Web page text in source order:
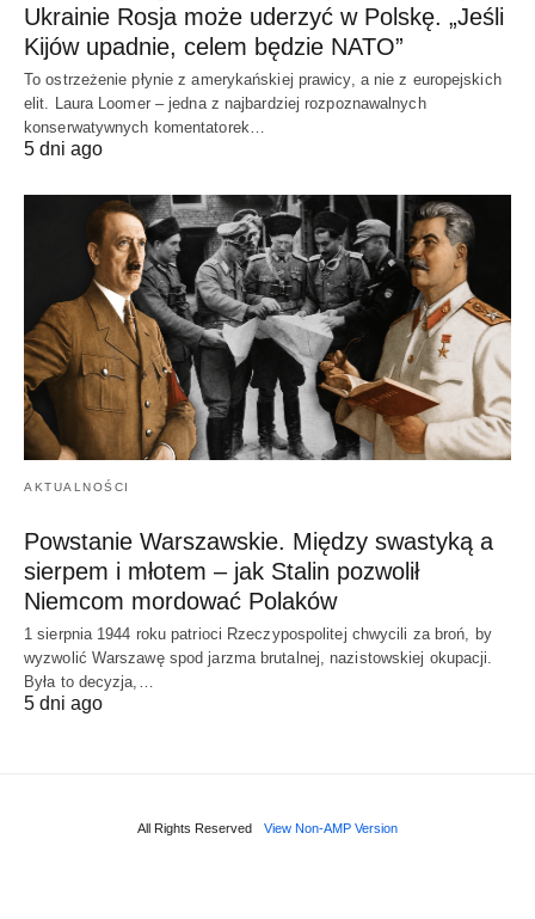
Ukrainie Rosja może uderzyć w Polskę. „Jeśli
Kijów upadnie, celem będzie NATO”
To ostrzeżenie płynie z amerykańskiej prawicy, a nie z europejskich
elit. Laura Loomer – jedna z najbardziej rozpoznawalnych
konserwatywnych komentatorek…
5 dni ago
AKTUALNOŚCI
Powstanie Warszawskie. Między swastyką a
sierpem i młotem – jak Stalin pozwolił
Niemcom mordować Polaków
1 sierpnia 1944 roku patrioci Rzeczypospolitej chwycili za broń, by
wyzwolić Warszawę spod jarzma brutalnej, nazistowskiej okupacji.
Była to decyzja,…
5 dni ago
All Rights Reserved View Non-AMP Version